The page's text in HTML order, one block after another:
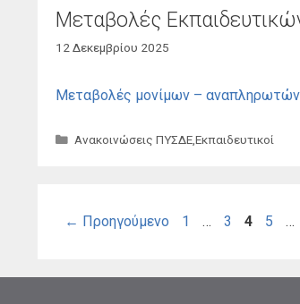
Μεταβολές
12 Δεκεμβρίου 2025
Μεταβολές μονίμων –
Κατηγορίες
Ανακοινώσεις ΠΥΣΔΕ,Εκπαιδευτικοί
← Προηγούμενο Σελίδα
1 … Σελίδα
3 Σελίδα
4 Σελίδα
5 …